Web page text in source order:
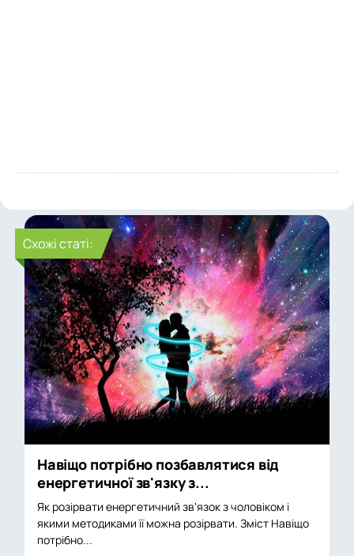
Cхожі статі:
Навіщо потрібно позбавлятися від
енергетичної зв'язку з...
Як розірвати енергетичний зв'язок з чоловіком і
якими методиками її можна розірвати. Зміст Навіщо
потрібно...